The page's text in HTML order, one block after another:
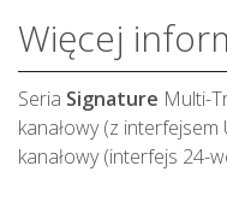
Więcej
Seria Signature Multi-
kanałowy (z
kanałowy (interfejs 24-